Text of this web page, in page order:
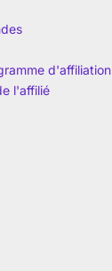
d'affiliation
l'affilié